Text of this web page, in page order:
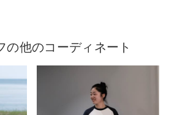
の他のコーディネート